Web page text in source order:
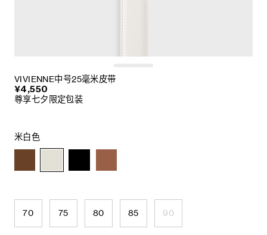
VIVIENNE中号25毫米皮带
¥4,550
尊享七夕限定包装
米白色
70 75 80 85 90